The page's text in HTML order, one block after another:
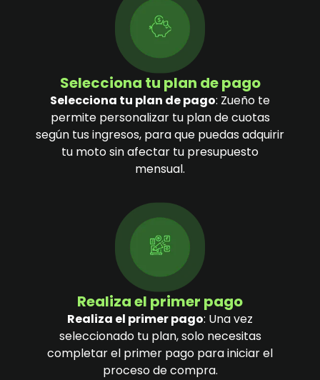
Selecciona tu plan de pago
Selecciona tu plan de pago: Zueño te
permite personalizar tu plan de cuotas
según tus ingresos, para que puedas adquirir
tu moto sin afectar tu presupuesto
mensual.
Realiza el primer pago
Realiza el primer pago: Una vez
seleccionado tu plan, solo necesitas
completar el primer pago para iniciar el
proceso de compra.